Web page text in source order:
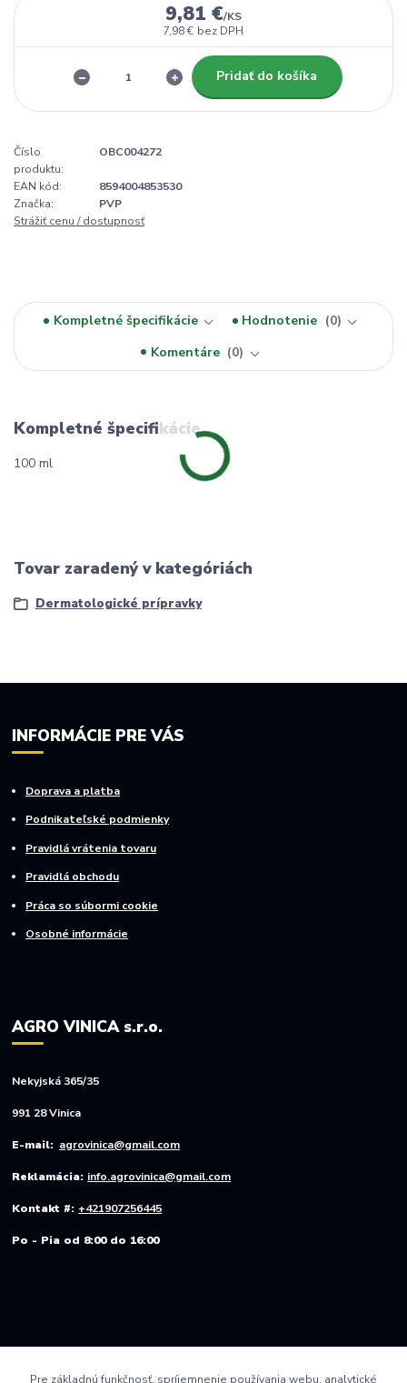
9,81 €/KS
7,98 € bez DPH
Pridať do košíka
Číslo
produktu:
OBC004272
EAN kód:
8594004853530
Značka:
PVP
Strážiť cenu / dostupnosť
Kompletné špecifikácie Hodnotenie
0
Komentáre
0
Kompletné špecifikácie
100 ml
Tovar zaradený v kategóriách
Dermatologické prípravky
INFORMÁCIE PRE VÁS
Doprava a platba
Podnikateľské podmienky
Pravidlá vrátenia tovaru
Pravidlá obchodu
Práca so súbormi cookie
Osobné informácie
AGRO VINICA s.r.o.
Nekyjská 365/35
991 28 Vinica
E-mail: agrovinica@gmail.com
Reklamácia: info.agrovinica@gmail.com
Kontakt #: +421907256445
Po - Pia od 8:00 do 16:00
Pre základnú funkčnosť, spríjemnenie používania webu, analytické